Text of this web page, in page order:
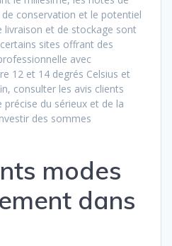
conservation et le potentiel
livraison et de stockage sont
sites offrant des
avec
12 et 14 degrés Celsius et
consulter les avis clients
du sérieux et de la
des sommes
modes
dans